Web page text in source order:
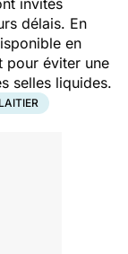
délais. En
en
pour éviter une
selles liquides.